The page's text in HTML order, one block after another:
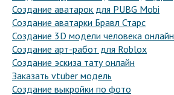
Создание аватарок для PUBG Mobi
Создание аватарки Бравл Старс
Создание 3D модели человека онлайн
Создание арт-работ для Roblox
Создание эскиза тату онлайн
Заказать vtuber модель
Создание выкройки по фото